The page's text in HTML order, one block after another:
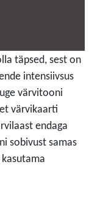
täpsed, sest on
intensiivsus
värvitooni
värvikaarti
endaga
sobivust samas
kasutama